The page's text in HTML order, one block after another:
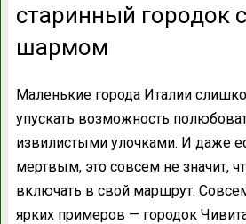
старинный городок
шармом
Маленькие города Италии
упускать возможность
извилистыми улочками. И даже
мертвым, это совсем не значит,
включать в свой маршрут.
ярких примеров — городок